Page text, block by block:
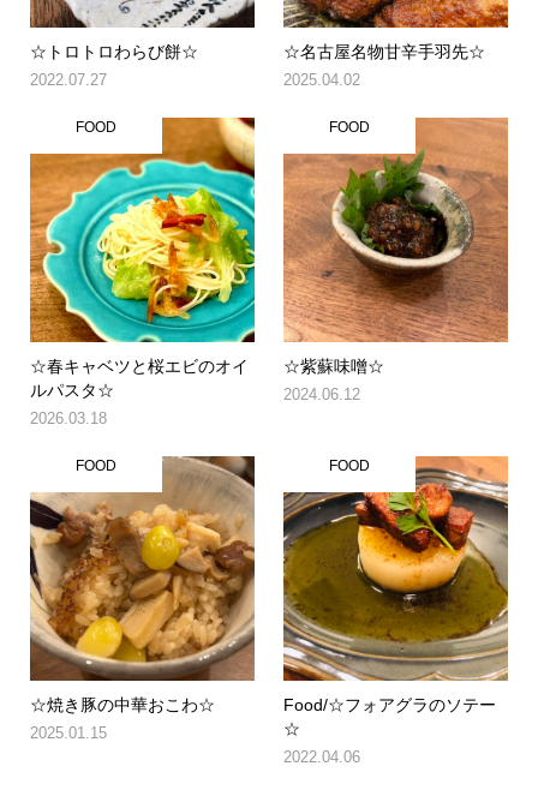
☆トロトロわらび餅☆
2022.07.27
☆名古屋名物甘辛手羽先☆
2025.04.02
FOOD
☆春キャベツと桜エビのオイ
ルパスタ☆
2026.03.18
FOOD
☆紫蘇味噌☆
2024.06.12
FOOD
☆焼き豚の中華おこわ☆
2025.01.15
FOOD
Food/☆フォアグラのソテー
☆
2022.04.06